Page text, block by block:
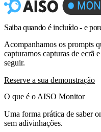
Saibaquando é incluído- e
Acompanhamos os prompts
capturamos capturas de ecrã
seguir.
Reserve a sua demonstração
O que é o AISO Monitor
Uma forma prática de saber
sem adivinhações.